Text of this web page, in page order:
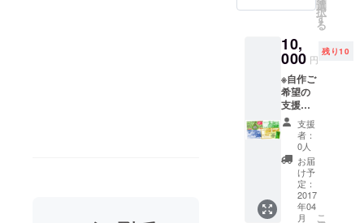
民宿や
温泉施
りま
す。
駐車場
づくり
参加券
１枚
は、お
１人分
です。
※休憩場
所は、
洋館を
ご利用
できま
す。 ※
車で１
る）な
ご返
送、ま
たは、
ワーク
ショッ
プ時に
ご持参
をよろ
しくお
願いし
ます。
※駐車場
作りと
シェア
選
択
す
る
10,
000 円
残り10
※自作ご
希望の
支援者
様に
は、掛
札を郵
送させ
て頂き
ますの
で、御
社様の
支援
者：
0人
お届
け予
定：
2017
年04
月
こ